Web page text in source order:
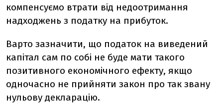
компенсуємо втрати від недоотримання
надходжень з податку на прибуток.
Варто зазначити, що податок на виведений
капітал сам по собі не буде мати такого
позитивного економічного ефекту, якщо
одночасно не прийняти закон про так звану
нульову декларацію.